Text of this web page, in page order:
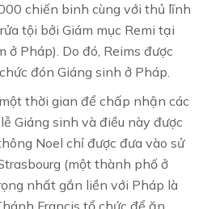
chiến binh cùng với thủ lĩnh
tội bởi Giám mục Remi tại
ở Pháp). Do đó, Reims được
đón Giáng sinh ở Pháp.
thời gian để chấp nhận các
Giáng sinh và điều này được
Noel chỉ được đưa vào sử
(một thành phố ở
nhất gắn liền với Pháp là
Francis tổ chức để ăn